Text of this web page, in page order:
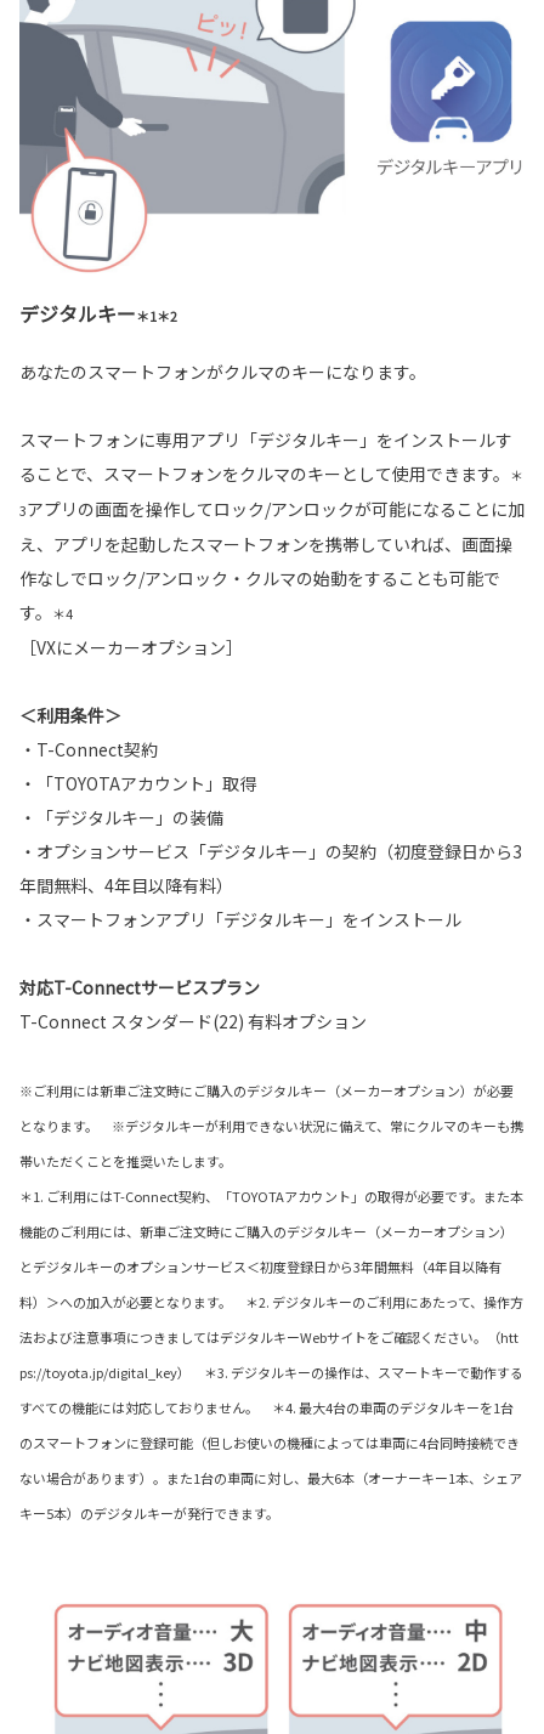
デジタルキー＊1＊2
あなたのスマートフォンがクルマのキーになります。
スマートフォンに専用アプリ「デジタルキー」をインストールす
ることで、スマートフォンをクルマのキーとして使用できます。
＊
3アプリの画面を操作してロック/アンロックが可能になることに加
え、アプリを起動したスマートフォンを携帯していれば、画面操
作なしでロック/アンロック・クルマの始動をすることも可能で
す。
＊4
［VXにメーカーオプション］
＜利用条件＞
・T-Connect契約
・「TOYOTAアカウント」取得
・「デジタルキー」の装備
・オプションサービス「デジタルキー」の契約（初度登録日から3
年間無料、4年目以降有料）
・スマートフォンアプリ「デジタルキー」をインストール
対応T-Connectサービスプラン
T-Connect スタンダード(22) 有料オプション
※ご利用には新車ご注文時にご購入のデジタルキー（メーカーオプション）が必要
となります。 ※デジタルキーが利用できない状況に備えて、常にクルマのキーも携
帯いただくことを推奨いたします。
＊1. ご利用にはT-Connect契約、「TOYOTAアカウント」の取得が必要です。また本
機能のご利用には、新車ご注文時にご購入のデジタルキー（メーカーオプション）
とデジタルキーのオプションサービス＜初度登録日から3年間無料（4年目以降有
料）＞への加入が必要となります。 ＊2. デジタルキーのご利用にあたって、操作方
法および注意事項につきましてはデジタルキーWebサイトをご確認ください。（htt
ps://toyota.jp/digital_key） ＊3. デジタルキーの操作は、スマートキーで動作する
すべての機能には対応しておりません。 ＊4. 最大4台の車両のデジタルキーを1台
のスマートフォンに登録可能（但しお使いの機種によっては車両に4台同時接続でき
ない場合があります）。また1台の車両に対し、最大6本（オーナーキー1本、シェア
キー5本）のデジタルキーが発行できます。